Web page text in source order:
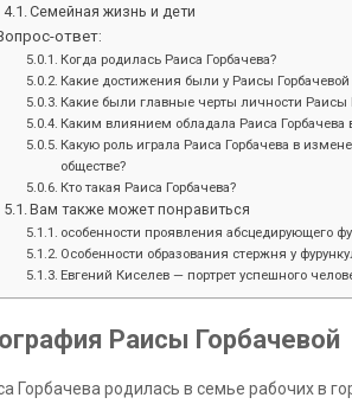
Семейная жизнь и дети
ответ:
Когда родилась Раиса Горбачева?
Какие достижения были у Раисы
Какие были главные черты личности Раисы
Каким влиянием обладала Раиса Горбачева
Какую роль играла Раиса Горбачева в
обществе?
Кто такая Раиса Горбачева?
Вам также может понравиться
особенности проявления абсцедирующего
Особенности образования стержня у
Евгений Киселев — портрет успешного
Раисы Горбачевой
Горбачева родилась в семье рабочих в